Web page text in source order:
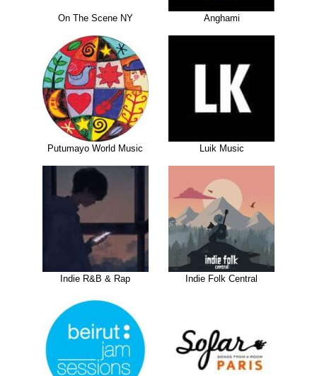
On The Scene NY Anghami
Putumayo World Music Luik Music
Indie R&B & Rap Indie Folk Central